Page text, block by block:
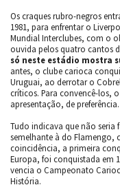
Os craques rubro-negros
1981, para enfrentar o
Mundial Interclubes, com o
ouvida pelos quatro cantos
só neste estádio mostra
antes, o clube carioca
Uruguai, ao derrotar o
críticos. Para convencê-los,
apresentação, de preferência.
Tudo indicava que não seria
semelhante à do Flamengo,
coincidência, a primeira
Europa, foi conquistada em
vencia o Campeonato
História.